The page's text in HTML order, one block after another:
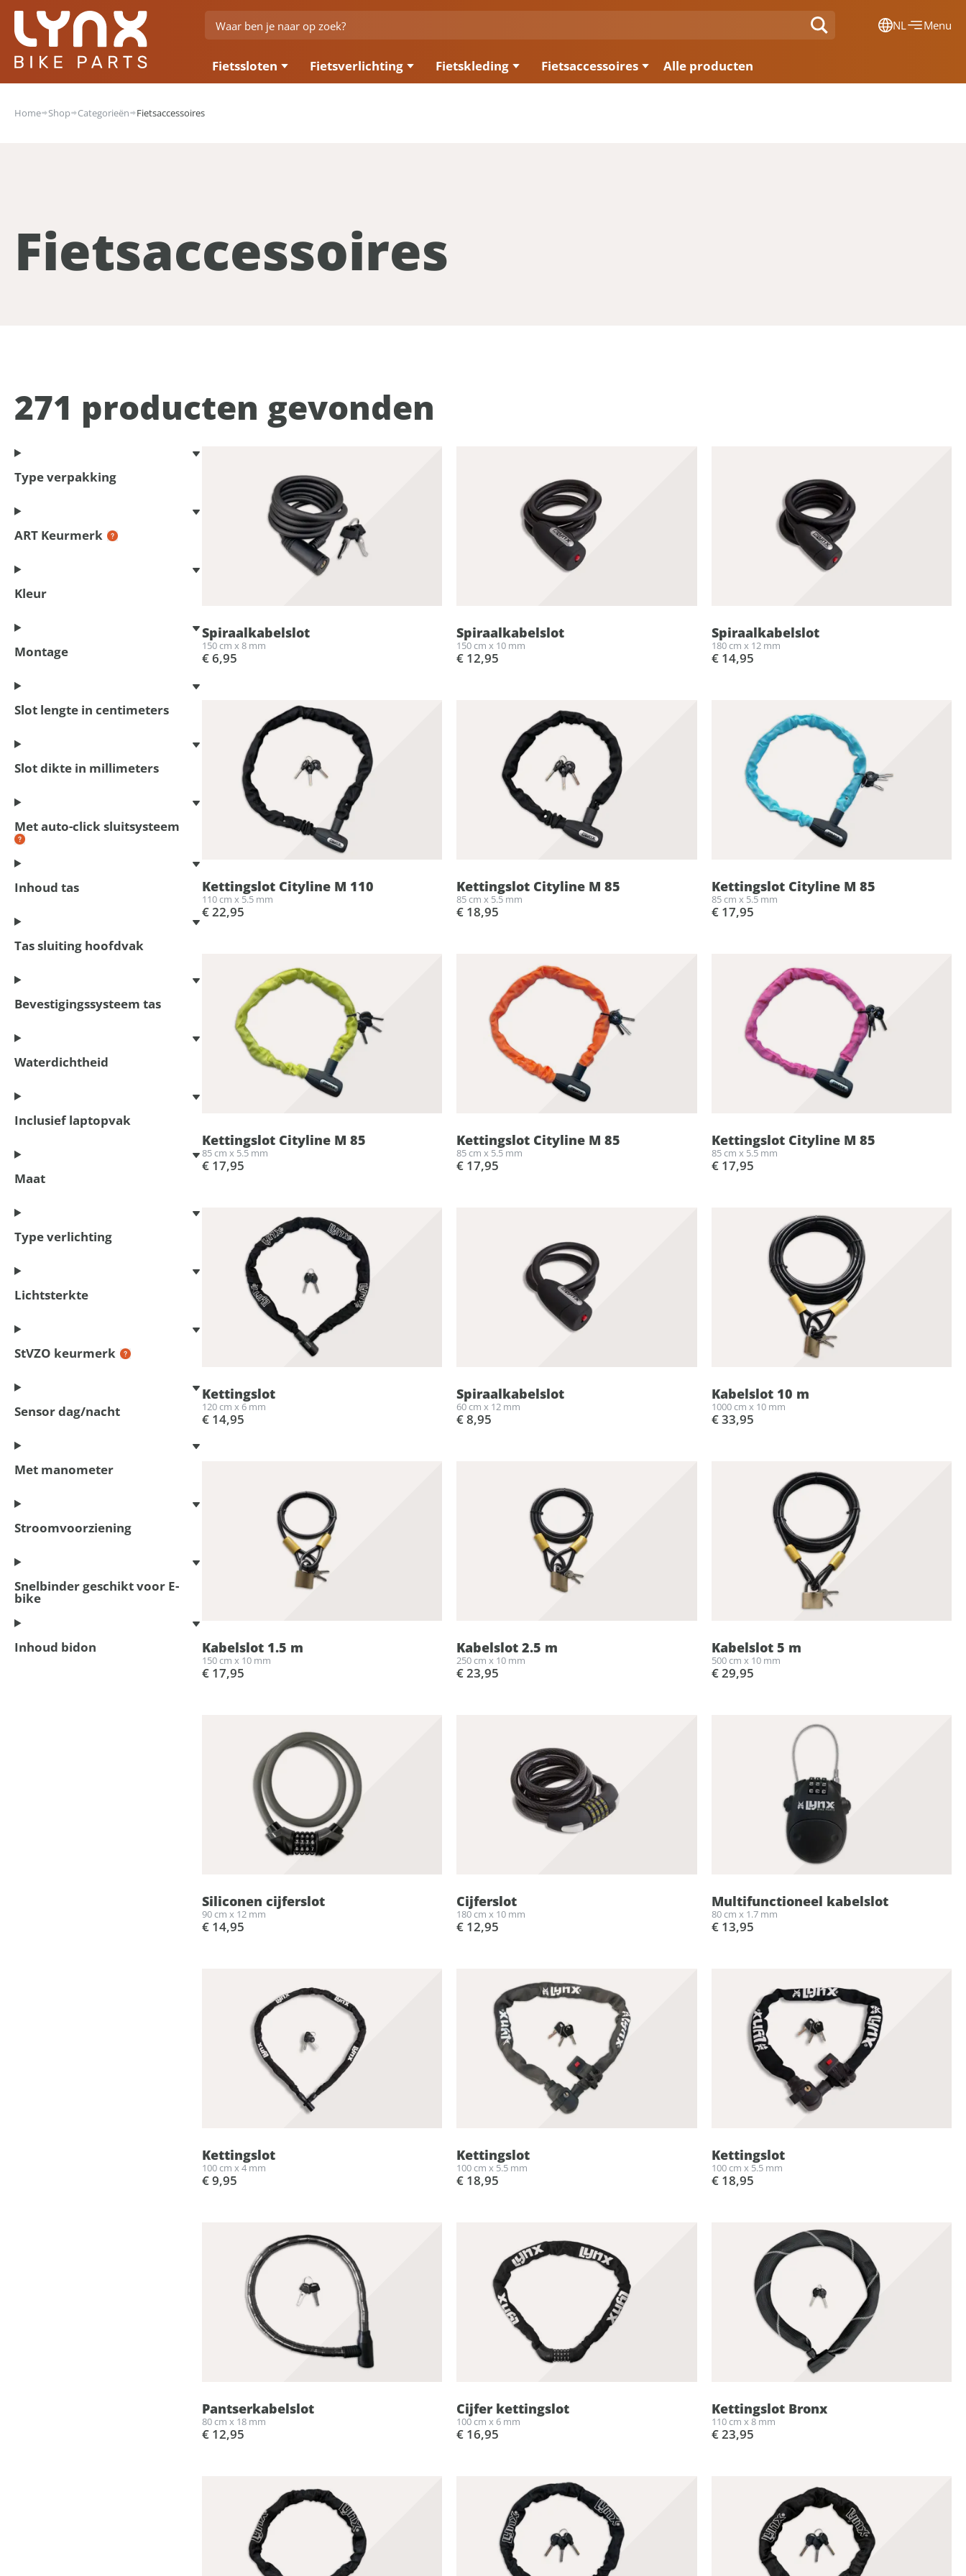
NL Menu
Fietssloten Fietsverlichting Fietskleding Fietsaccessoires Alle producten
Home Shop Categorieën Fietsaccessoires
Fietsaccessoires
271 producten gevonden
Type verpakking
ART Keurmerk
Kleur
Montage
Slot lengte in centimeters
Slot dikte in millimeters
Met auto-click sluitsysteem
Inhoud tas
Tas sluiting hoofdvak
Bevestigingssysteem tas
Waterdichtheid
Inclusief laptopvak
Maat
Type verlichting
Lichtsterkte
StVZO keurmerk
Sensor dag/nacht
Met manometer
Stroomvoorziening
Snelbinder geschikt voor E-
bike
Inhoud bidon
Spiraalkabelslot
150 cm x 8 mm
€ 6,95
Spiraalkabelslot
150 cm x 10 mm
€ 12,95
Spiraalkabelslot
180 cm x 12 mm
€ 14,95
Kettingslot Cityline M 110
110 cm x 5.5 mm
€ 22,95
Kettingslot Cityline M 85
85 cm x 5.5 mm
€ 18,95
Kettingslot Cityline M 85
85 cm x 5.5 mm
€ 17,95
Kettingslot Cityline M 85
85 cm x 5.5 mm
€ 17,95
Kettingslot Cityline M 85
85 cm x 5.5 mm
€ 17,95
Kettingslot Cityline M 85
85 cm x 5.5 mm
€ 17,95
Kettingslot
120 cm x 6 mm
€ 14,95
Spiraalkabelslot
60 cm x 12 mm
€ 8,95
Kabelslot 10 m
1000 cm x 10 mm
€ 33,95
Kabelslot 1.5 m
150 cm x 10 mm
€ 17,95
Kabelslot 2.5 m
250 cm x 10 mm
€ 23,95
Kabelslot 5 m
500 cm x 10 mm
€ 29,95
Siliconen cijferslot
90 cm x 12 mm
€ 14,95
Cijferslot
180 cm x 10 mm
€ 12,95
Multifunctioneel kabelslot
80 cm x 1.7 mm
€ 13,95
Kettingslot
100 cm x 4 mm
€ 9,95
Kettingslot
100 cm x 5.5 mm
€ 18,95
Kettingslot
100 cm x 5.5 mm
€ 18,95
Pantserkabelslot
80 cm x 18 mm
€ 12,95
Cijfer kettingslot
100 cm x 6 mm
€ 16,95
Kettingslot Bronx
110 cm x 8 mm
€ 23,95